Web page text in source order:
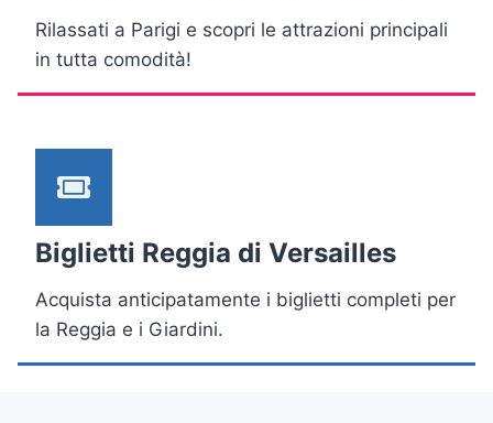
Rilassati a Parigi e scopri le attrazioni principali
in tutta comodità!
Biglietti Reggia di Versailles
Acquista anticipatamente i biglietti completi per
la Reggia e i Giardini.